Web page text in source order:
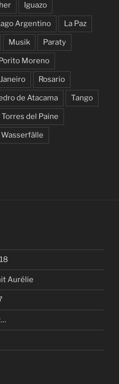
Iguazo
Argentino La Paz
Musik Paraty
Moreno
Rosario
de Atacama Tango
Torres del Paine
Wasserfälle
Aurélie